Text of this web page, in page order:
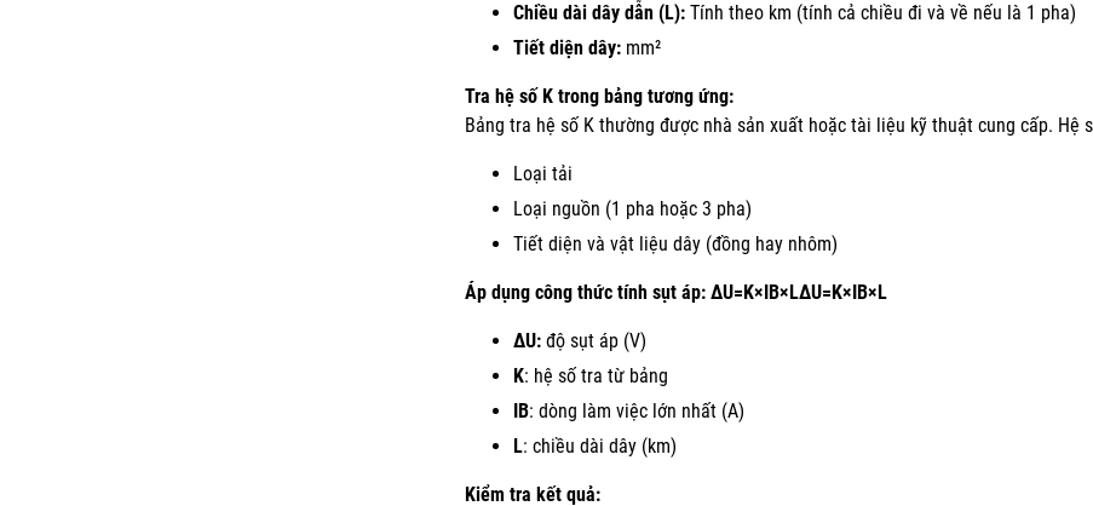
Chiều dài dây dẫn (L): Tính theo km (tính cả chiều đi và về nếu là 1 pha)
Tiết diện dây: mm²
Tra hệ số K trong bảng tương ứng:
Bảng tra hệ số K thường được nhà sản xuất hoặc tài liệu kỹ thuật cung cấp. Hệ
Loại tải
Loại nguồn (1 pha hoặc 3 pha)
Tiết diện và vật liệu dây (đồng hay nhôm)
Áp dụng công thức tính sụt áp: ΔU=K×IB×LΔU=K×IB×L
∆U: độ sụt áp (V)
K: hệ số tra từ bảng
IB: dòng làm việc lớn nhất (A)
L: chiều dài dây (km)
Kiểm tra kết quả: